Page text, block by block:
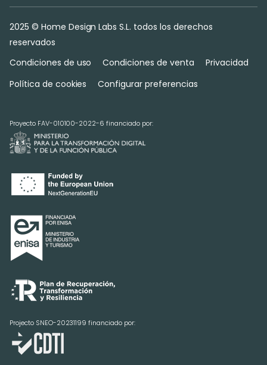
2025 © Home Design Labs S.L. todos los derechos
reservados
Condiciones de uso
Condiciones de venta
Privacidad
Política de cookies
Configurar preferencias
Proyecto FAV-010100-2022-6 financiado por:
Projecto SNEO-20231199 financiado por: